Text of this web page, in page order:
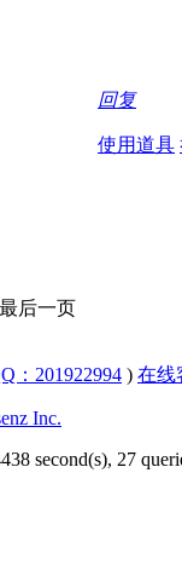
回复
使用道具
后一页
：201922994 ) 在线
Inc.
second(s), 27